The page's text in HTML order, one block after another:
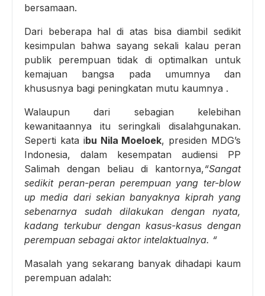
bersamaan.
Dari beberapa hal di atas bisa diambil sedikit
kesimpulan bahwa sayang sekali kalau peran
publik perempuan tidak di optimalkan untuk
kemajuan bangsa pada umumnya dan
khususnya bagi peningkatan mutu kaumnya .
Walaupun dari sebagian kelebihan
kewanitaannya itu seringkali disalahgunakan.
Seperti kata ibu Nila Moeloek, presiden MDG’s
Indonesia, dalam kesempatan audiensi PP
Salimah dengan beliau di kantornya,“Sangat
sedikit peran-peran perempuan yang ter-blow
up media dari sekian banyaknya kiprah yang
sebenarnya sudah dilakukan dengan nyata,
kadang terkubur dengan kasus-kasus dengan
perempuan sebagai aktor intelaktualnya. “
Masalah yang sekarang banyak dihadapi kaum
perempuan adalah: